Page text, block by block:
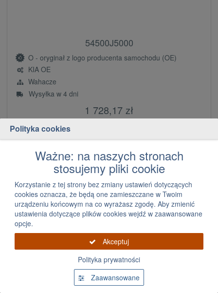
54500J5000
O - oryginał z logo producenta samochodu (OE)
KIA OE
Wahacze
Wysyłka w 4 dni
1 728,17 zł
za szt.
szt.
Dodaj
Wahacz poprzeczny tylny
Polityka cookies
Ważne: na naszych stronach
stosujemy pliki cookie
Korzystanie z tej strony bez zmiany ustawień dotyczących
cookies oznacza, że będą one zamieszczane w Twoim
urządzeniu końcowym na co wyrażasz zgodę. Aby zmienić
ustawienia dotyczące plików cookies wejdź w zaawansowane
opcje.
Akceptuj
Polityka prywatności
Zaawansowane